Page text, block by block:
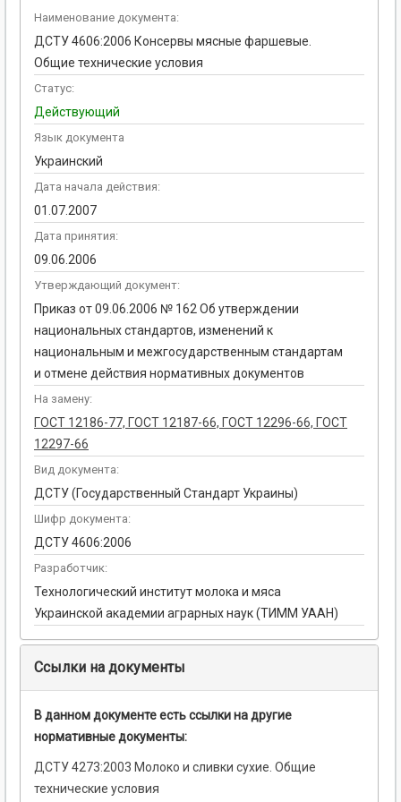
Наименование документа:
ДСТУ 4606:2006 Консервы мясные фаршевые.
Общие технические условия
Статус:
Действующий
Язык документа
Украинский
Дата начала действия:
01.07.2007
Дата принятия:
09.06.2006
Утверждающий документ:
Приказ от 09.06.2006 № 162 Об утверждении
национальных стандартов, изменений к
национальным и межгосударственным стандартам
и отмене действия нормативных документов
На замену:
ГОСТ 12186-77, ГОСТ 12187-66, ГОСТ 12296-66, ГОСТ
12297-66
Вид документа:
ДСТУ (Государственный Стандарт Украины)
Шифр документа:
ДСТУ 4606:2006
Разработчик:
Технологический институт молока и мяса
Украинской академии аграрных наук (ТИММ УААН)
Ссылки на документы
В данном документе есть ссылки на другие
нормативные документы:
ДСТУ 4273:2003 Молоко и сливки сухие. Общие
технические условия